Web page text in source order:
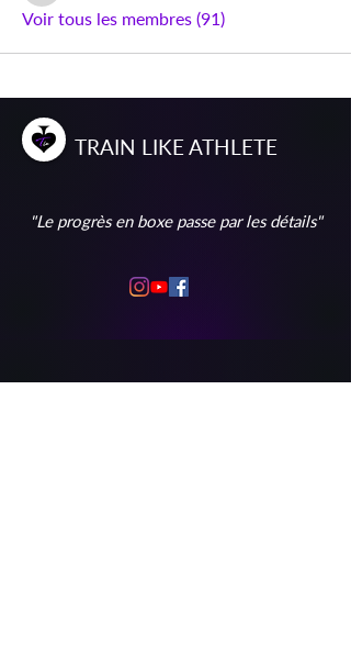
Voir tous les membres (91)
TRAIN L IKEATHLETE
"Le progrès en boxe passe par les détails"